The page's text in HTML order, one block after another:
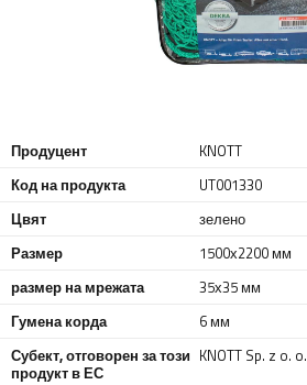
Продуцент
KNOTT
Код на продукта
UT001330
Цвят
зелено
Размер
1500х2200 мм
размер на мрежата
35х35 мм
Гумена корда
6 мм
Субект, отговорен за този
продукт в ЕС
KNOTT Sp. z o. o.